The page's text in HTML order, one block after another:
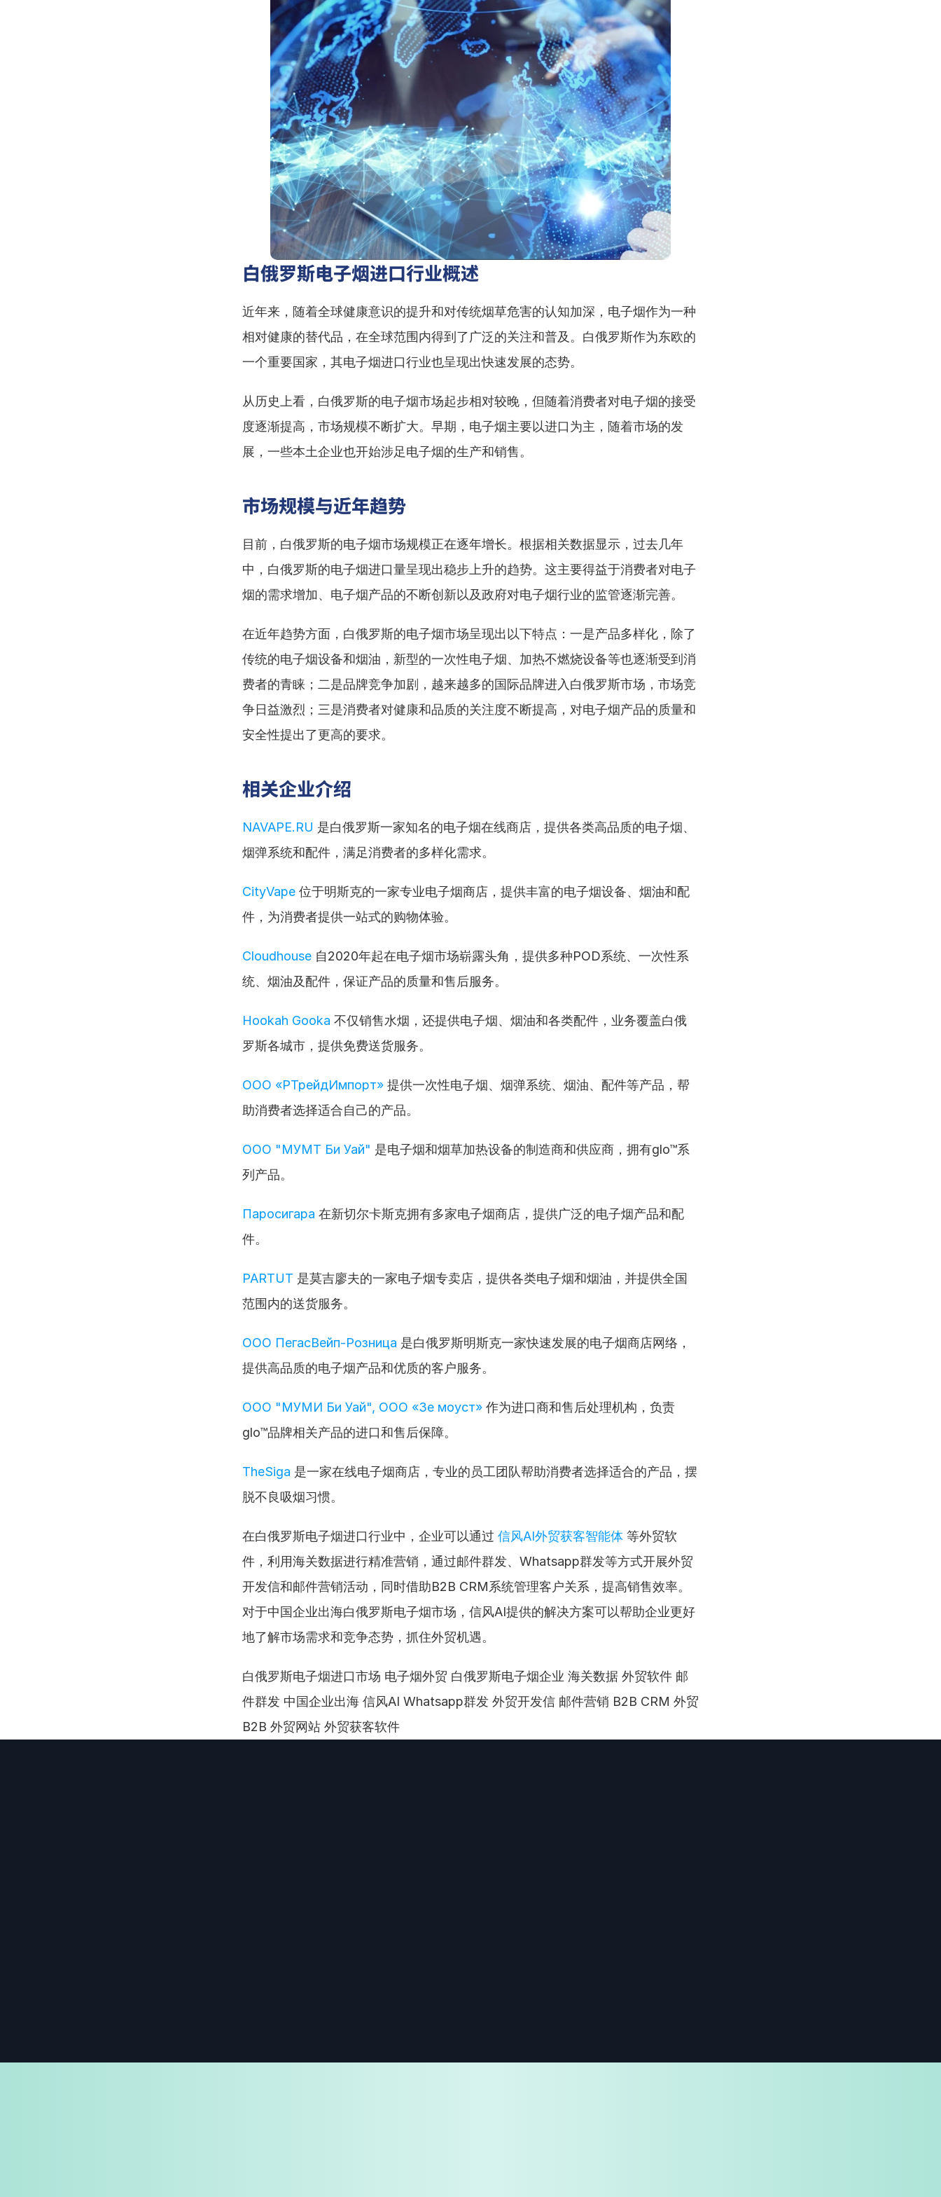
白俄罗斯电子烟进口行业概述
近年来，随着全球健康意识的提升和对传统烟草危害的认知加深，电子烟作为一种
相对健康的替代品，在全球范围内得到了广泛的关注和普及。白俄罗斯作为东欧的
一个重要国家，其电子烟进口行业也呈现出快速发展的态势。
从历史上看，白俄罗斯的电子烟市场起步相对较晚，但随着消费者对电子烟的接受
度逐渐提高，市场规模不断扩大。早期，电子烟主要以进口为主，随着市场的发
展，一些本土企业也开始涉足电子烟的生产和销售。
市场规模与近年趋势
目前，白俄罗斯的电子烟市场规模正在逐年增长。根据相关数据显示，过去几年
中，白俄罗斯的电子烟进口量呈现出稳步上升的趋势。这主要得益于消费者对电子
烟的需求增加、电子烟产品的不断创新以及政府对电子烟行业的监管逐渐完善。
在近年趋势方面，白俄罗斯的电子烟市场呈现出以下特点：一是产品多样化，除了
传统的电子烟设备和烟油，新型的一次性电子烟、加热不燃烧设备等也逐渐受到消
费者的青睐；二是品牌竞争加剧，越来越多的国际品牌进入白俄罗斯市场，市场竞
争日益激烈；三是消费者对健康和品质的关注度不断提高，对电子烟产品的质量和
安全性提出了更高的要求。
相关企业介绍
NAVAPE.RU 是白俄罗斯一家知名的电子烟在线商店，提供各类高品质的电子烟、
烟弹系统和配件，满足消费者的多样化需求。
CityVape 位于明斯克的一家专业电子烟商店，提供丰富的电子烟设备、烟油和配
件，为消费者提供一站式的购物体验。
Cloudhouse 自2020年起在电子烟市场崭露头角，提供多种POD系统、一次性系
统、烟油及配件，保证产品的质量和售后服务。
Hookah Gooka 不仅销售水烟，还提供电子烟、烟油和各类配件，业务覆盖白俄
罗斯各城市，提供免费送货服务。
ООО «РТрейдИмпорт» 提供一次性电子烟、烟弹系统、烟油、配件等产品，帮
助消费者选择适合自己的产品。
ООО "МУМТ Би Уай" 是电子烟和烟草加热设备的制造商和供应商，拥有glo™系
列产品。
Паросигара 在新切尔卡斯克拥有多家电子烟商店，提供广泛的电子烟产品和配
件。
PARTUT 是莫吉廖夫的一家电子烟专卖店，提供各类电子烟和烟油，并提供全国
范围内的送货服务。
ООО ПегасВейп-Розница 是白俄罗斯明斯克一家快速发展的电子烟商店网络，
提供高品质的电子烟产品和优质的客户服务。
ООО "МУМИ Би Уай", ООО «Зе моуст» 作为进口商和售后处理机构，负责
glo™品牌相关产品的进口和售后保障。
TheSiga 是一家在线电子烟商店，专业的员工团队帮助消费者选择适合的产品，摆
脱不良吸烟习惯。
在白俄罗斯电子烟进口行业中，企业可以通过 信风AI外贸获客智能体 等外贸软
件，利用海关数据进行精准营销，通过邮件群发、Whatsapp群发等方式开展外贸
开发信和邮件营销活动，同时借助B2B CRM系统管理客户关系，提高销售效率。
对于中国企业出海白俄罗斯电子烟市场，信风AI提供的解决方案可以帮助企业更好
地了解市场需求和竞争态势，抓住外贸机遇。
白俄罗斯电子烟进口市场 电子烟外贸 白俄罗斯电子烟企业 海关数据 外贸软件 邮
件群发 中国企业出海 信风AI Whatsapp群发 外贸开发信 邮件营销 B2B CRM 外贸
B2B 外贸网站 外贸获客软件